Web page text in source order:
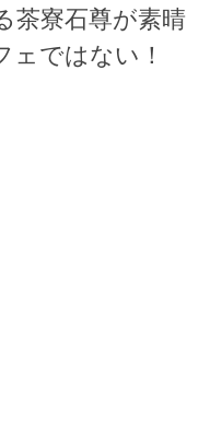
茶寮石尊が素晴
ェではない！